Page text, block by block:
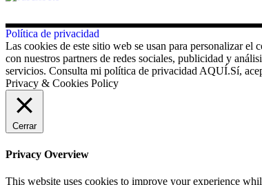
Política de privacidad
Las cookies de este sitio web se usan para personalizar
con nuestros partners de redes sociales, publicidad y
servicios. Consulta mi política de privacidad AQUÍ.Sí,
Privacy & Cookies Policy
Cerrar
Privacy Overview
This website uses cookies to improve your experience